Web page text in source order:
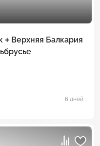
+ Верхняя Балкария
6 дней